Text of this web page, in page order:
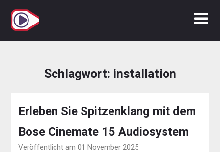
Inhalt
springen
Schlagwort: installation
Erleben Sie Spitzenklang mit dem
Bose Cinemate 15 Audiosystem
Veröffentlicht am 01 November 2025